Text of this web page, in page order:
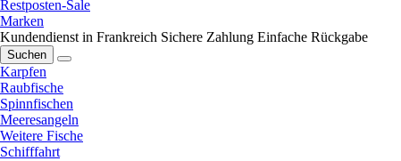
Restposten-Sale
Marken
Kundendienst in Frankreich Sichere Zahlung Einfache Rückgabe
Suchen
Karpfen
Raubfische
Spinnfischen
Meeresangeln
Weitere Fische
Schifffahrt